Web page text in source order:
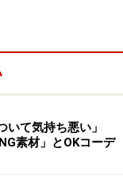
いて気持ち悪い」
素材」とOKコーデ